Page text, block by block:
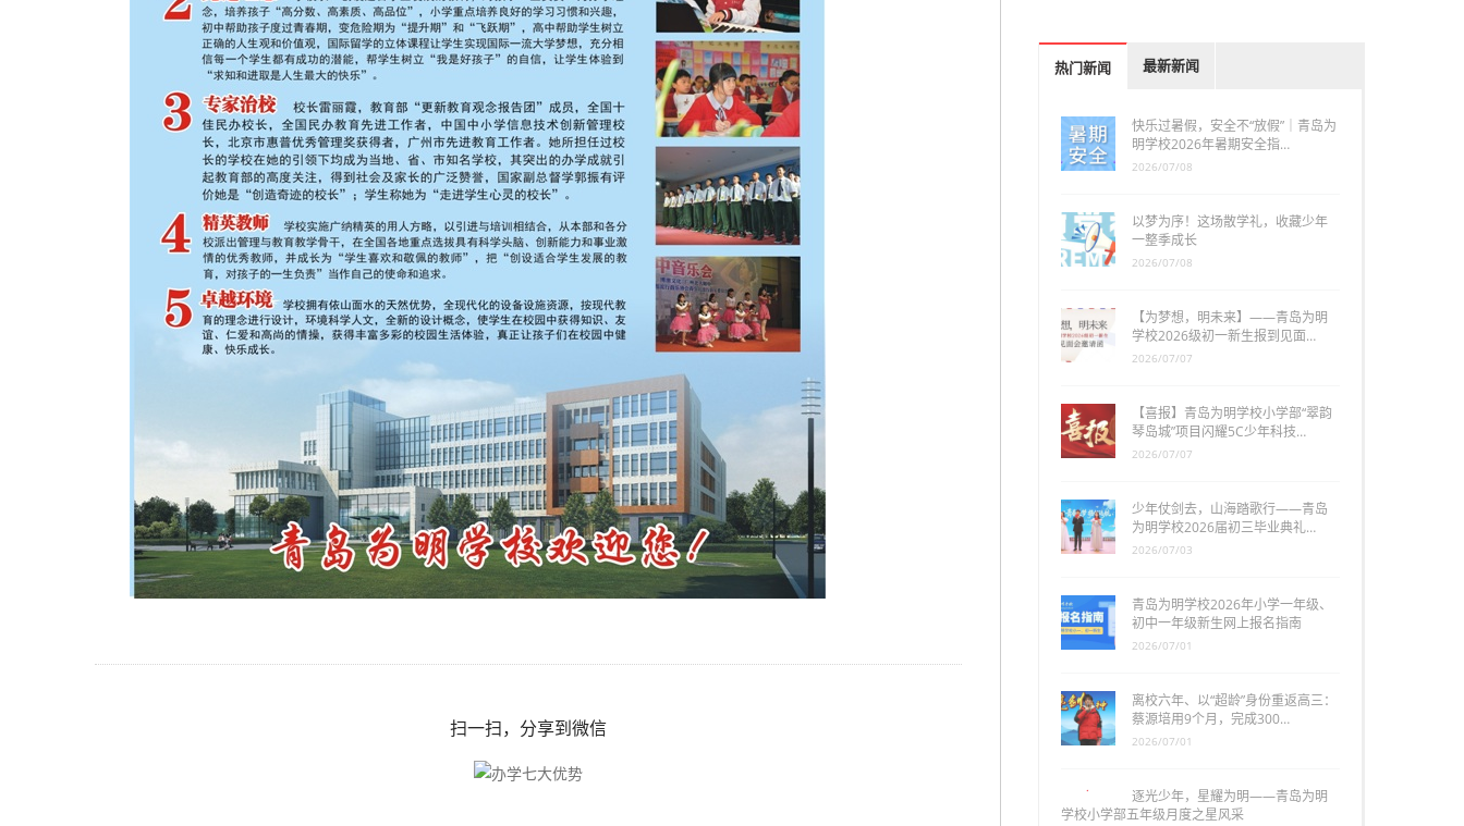
扫一扫，分享到微信
热门新闻 最新新闻
快乐过暑假，安全不“放假”｜青岛为
明学校2026年暑期安全指…
2026/07/08
以梦为序！这场散学礼，收藏少年
一整季成长
2026/07/08
【为梦想，明未来】——青岛为明
学校2026级初一新生报到见面…
2026/07/07
【喜报】青岛为明学校小学部“翠韵
琴岛城”项目闪耀5C少年科技…
2026/07/07
少年仗剑去，山海踏歌行——青岛
为明学校2026届初三毕业典礼…
2026/07/03
青岛为明学校2026年小学一年级、
初中一年级新生网上报名指南
2026/07/01
离校六年、以“超龄”身份重返高三：
蔡源培用9个月，完成300…
2026/07/01
逐光少年，星耀为明——青岛为明
学校小学部五年级月度之星风采